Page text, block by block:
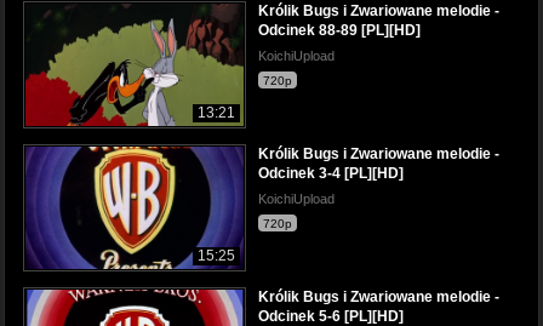
13:21
Królik Bugs i Zwariowane melodie -
Odcinek 88-89 [PL][HD]
KoichiUpload
720p
15:25
Królik Bugs i Zwariowane melodie -
Odcinek 3-4 [PL][HD]
KoichiUpload
720p
Królik Bugs i Zwariowane melodie -
Odcinek 5-6 [PL][HD]